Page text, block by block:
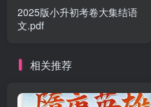
2025版小升初考卷大集结语
文.pdf
相关推荐